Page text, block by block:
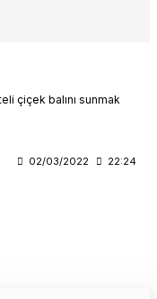
çiçek balını sunmak
02/03/2022 22:24